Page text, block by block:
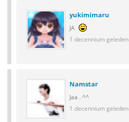
yukimimaru
JA
1 decennium geleden
Namstar
Jaa . ^^
1 decennium geleden